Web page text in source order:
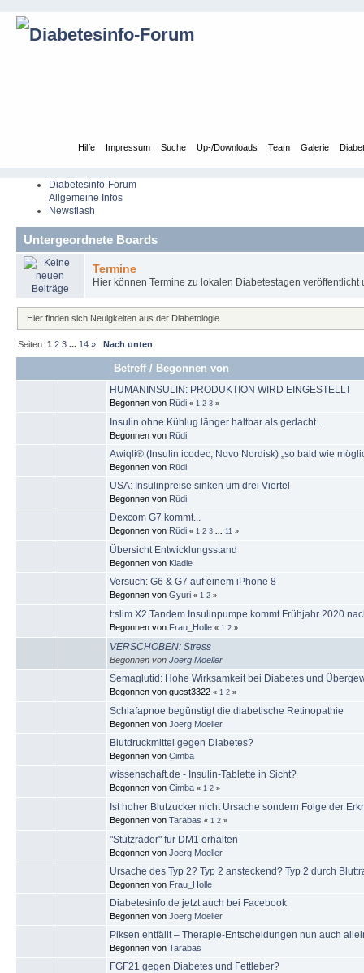
Hilfe Impressum Suche Up-/Downloads Team Galerie
Diabetesinfo-Forum
Allgemeine Infos
Newsflash
Untergeordnete Boards
Termine
Hier können Termine zu lokalen Diabetestagen
Hier finden sich Neuigkeiten aus der Diabetologie
Seiten:1 2 3 ... 14 » Nach unten
Betreff/ Begonnen von
HUMANINSULIN: PRODUKTION WIRD EINGESTELLT
Begonnen von Rüdi « 1 2 3 »
Insulin ohne Kühlug länger haltbar als gedacht...
Begonnen von Rüdi
Awiqli® (Insulin icodec, Novo Nordisk) „so bald wie
Begonnen von Rüdi
USA: Insulinpreise sinken um drei Viertel
Begonnen von Rüdi
Dexcom G7 kommt...
Begonnen von Rüdi « 1 2 3 11 »
Übersicht Entwicklungsstand
Begonnen von Kladie
Versuch: G6 & G7 auf einem iPhone 8
Begonnen von Gyuri « 1 2 »
t:slim X2 Tandem Insulinpumpe kommt Frühjahr 2020
Begonnen von Frau_Holle « 1 2 »
VERSCHOBEN: Stress
Begonnen von Joerg Moeller
Semaglutid: Hohe Wirksamkeit bei Diabetes und
Begonnen von guest3322 « 1 2 »
Schlafapnoe begünstigt die diabetische Retinopathie
Begonnen von Joerg Moeller
Blutdruckmittel gegen Diabetes?
Begonnen von Cimba
wissenschaft.de - Insulin-Tablette in Sicht?
Begonnen von Cimba « 1 2 »
Ist hoher Blutzucker nicht Ursache sondern Folge der
Begonnen von Tarabas « 1 2 »
"Stützräder" für DM1 erhalten
Begonnen von Joerg Moeller
Ursache des Typ 2? Typ 2 ansteckend? Typ 2 durch
Begonnen von Frau_Holle
Diabetesinfo.de jetzt auch bei Facebook
Begonnen von Joerg Moeller
Piksen entfällt – Therapie-Entscheidungen nun auch
Begonnen von Tarabas
FGF21 gegen Diabetes und Fettleber?